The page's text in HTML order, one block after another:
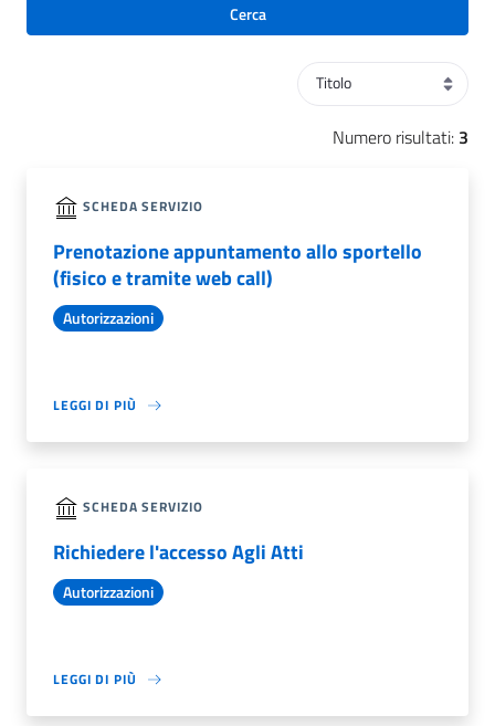
Ordinamento
Numero risultati: 3
SCHEDA SERVIZIO
Prenotazione appuntamento allo sportello
(fisico e tramite web call)
Autorizzazioni
LEGGI DI PIÙ
SCHEDA SERVIZIO
Richiedere l'accesso Agli Atti
Autorizzazioni
LEGGI DI PIÙ
Cerca